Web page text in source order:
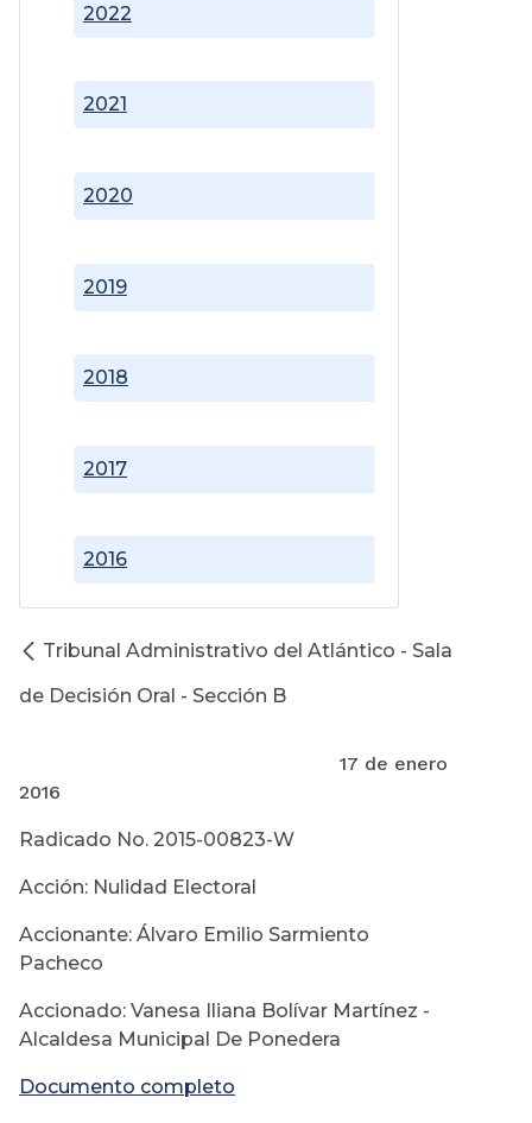
2016
2017
2018
2019
2020
2021
2022
Tribunal Administrativo del Atlántico - Sala
de Decisión Oral - Sección B
17 de enero
2016
Radicado No. 2015-00823-W
Acción: Nulidad Electoral
Accionante: Álvaro Emilio Sarmiento
Pacheco
Accionado: Vanesa Iliana Bolívar Martínez -
Alcaldesa Municipal De Ponedera
Documento completo